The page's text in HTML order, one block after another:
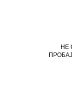
НЕ